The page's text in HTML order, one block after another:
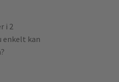
i 2
enkelt kan